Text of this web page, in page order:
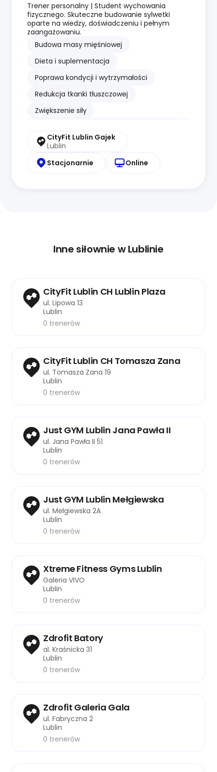
Trener personalny | Student wychowania
fizycznego. Skuteczne budowanie sylwetki
oparte na wiedzy, doświadczeniu i pełnym
zaangażowaniu.
Budowa masy mięśniowej
Dieta i suplementacja
Poprawa kondycji i wytrzymałości
Redukcja tkanki tłuszczowej
Zwiększenie siły
CityFit Lublin Gajek
Lublin
Stacjonarnie
Online
Inne siłownie w Lublinie
CityFit Lublin CH Lublin Plaza
ul. Lipowa 13
Lublin
0 trenerów
CityFit Lublin CH Tomasza Zana
ul. Tomasza Zana 19
Lublin
0 trenerów
Just GYM Lublin Jana Pawła II
ul. Jana Pawła II 51
Lublin
0 trenerów
Just GYM Lublin Mełgiewska
ul. Mełgiewska 2A
Lublin
0 trenerów
Xtreme Fitness Gyms Lublin
Galeria VIVO
Lublin
0 trenerów
Zdrofit Batory
al. Kraśnicka 31
Lublin
0 trenerów
Zdrofit Galeria Gala
ul. Fabryczna 2
Lublin
0 trenerów